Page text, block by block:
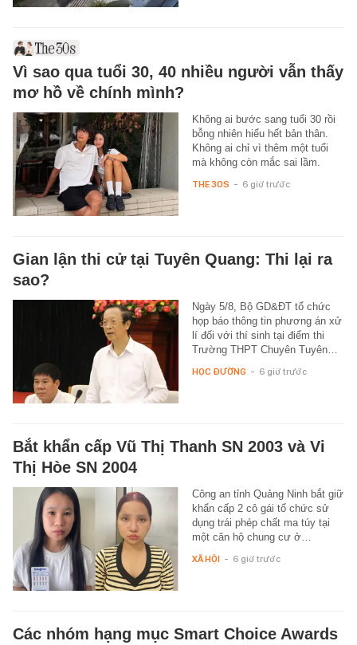
Vì sao qua tuổi 30, 40 nhiều người vẫn thấy
mơ hồ về chính mình?
Không ai bước sang tuổi 30 rồi
bỗng nhiên hiểu hết bản thân.
Không ai chỉ vì thêm một tuổi
mà không còn mắc sai lầm.
THE 30S - 6 giờ trước
Gian lận thi cử tại Tuyên Quang: Thi lại ra
sao?
Ngày 5/8, Bộ GD&ĐT tổ chức
họp báo thông tin phương án xử
lí đối với thí sinh tại điểm thi
Trường THPT Chuyên Tuyên…
HỌC ĐƯỜNG - 6 giờ trước
Bắt khẩn cấp Vũ Thị Thanh SN 2003 và Vi
Thị Hòe SN 2004
Công an tỉnh Quảng Ninh bắt giữ
khẩn cấp 2 cô gái tổ chức sử
dụng trái phép chất ma túy tại
một căn hộ chung cư ở…
XÃ HỘI - 6 giờ trước
Các nhóm hạng mục Smart Choice Awards